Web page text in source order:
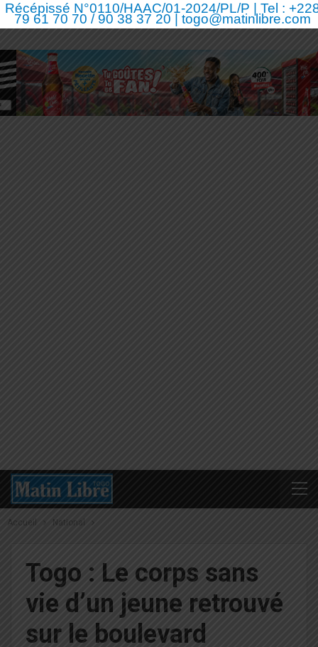
Récépissé N°0110/HAAC/01-2024/PL/P | Tel :
79 61 70 70 / 90 38 37 20 | togo@matinlibre.com
Accueil National
Togo : Le corps sans
vie d’un jeune retrouvé
sur le boulevard